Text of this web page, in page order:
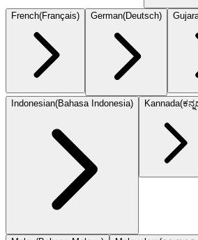
French(Français) German(Deutsch)
Indonesian(Bahasa Indonesia) Kannada(